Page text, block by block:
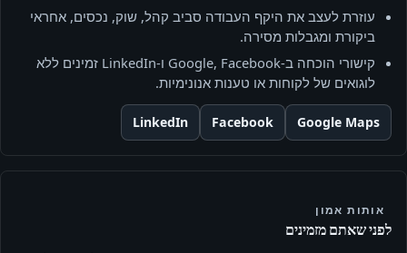
עוזרת לעצב את היקף העבודה סביב קהל, שוק, נכסים, אחראי
ביקורת ומגבלות מסירה.
קישורי הוכחה ב‑Google, Facebook ו‑LinkedIn זמינים ללא
לוגואים של לקוחות או טענות אנונימיות.
Google Maps
Facebook
LinkedIn
אותות אמון
לפני שאתם מזמינים